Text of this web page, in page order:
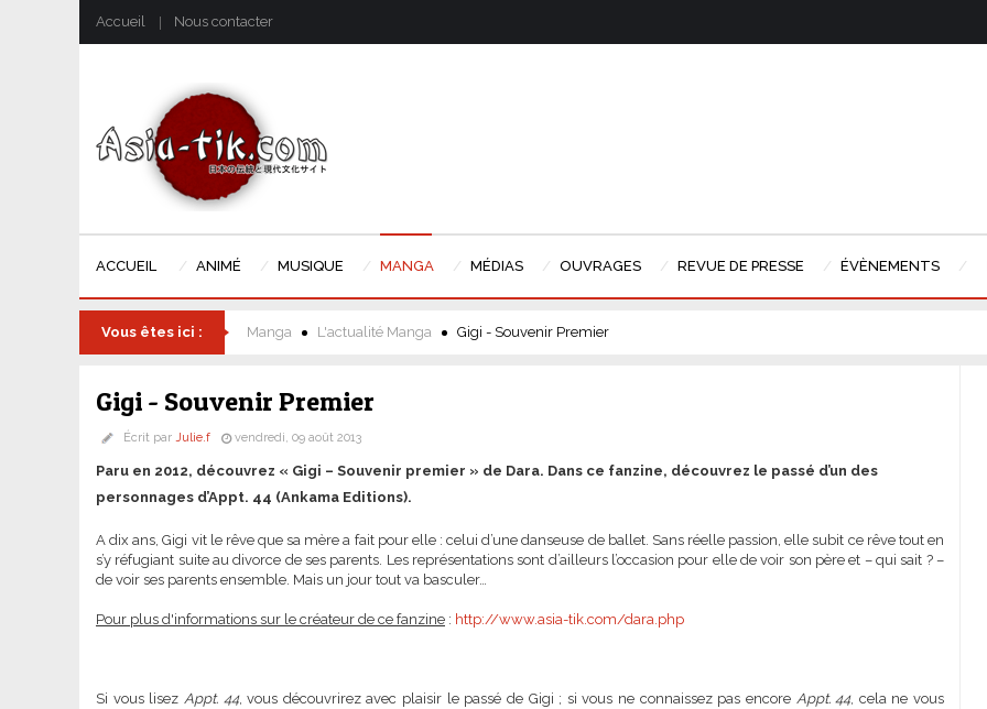
Accueil Nous contacter
ACCUEIL ANIMÉ MUSIQUE MANGA MÉDIAS OUVRAGES REVUE DE PRESSE ÉVÈNEMENTS
Vous êtes ici : Manga L'actualité Manga Gigi - Souvenir Premier
Gigi - Souvenir Premier
Écrit par Julie.f vendredi, 09 août 2013
Paru en 2012, découvrez « Gigi – Souvenir premier » de Dara. Dans ce fanzine, découvrez le passé d’un des
personnages d’Appt. 44 (Ankama Editions).
A dix ans, Gigi vit le rêve que sa mère a fait pour elle : celui d’une danseuse de ballet. Sans réelle passion, elle subit ce rêve tout en
s’y réfugiant suite au divorce de ses parents. Les représentations sont d’ailleurs l’occasion pour elle de voir son père et – qui sait ? –
de voir ses parents ensemble. Mais un jour tout va basculer…
Pour plus d'informations sur le créateur de ce fanzine : http://www.asia-tik.com/dara.php
Si vous lisez Appt. 44, vous découvrirez avec plaisir le passé de Gigi ; si vous ne connaissez pas encore Appt. 44, cela ne vous